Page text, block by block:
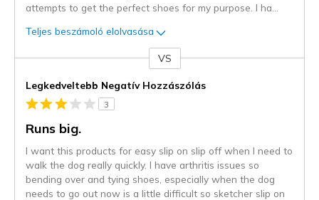
attempts to get the perfect shoes for my purpose. I ha
Teljes beszámoló elolvasása
VS
Legkedveltebb Negatív Hozzászólás
3
Runs big.
I want this products for easy slip on slip off when I need to
walk the dog really quickly. I have arthritis issues so
bending over and tying shoes, especially when the dog
needs to go out now is a little difficult so sketcher slip on